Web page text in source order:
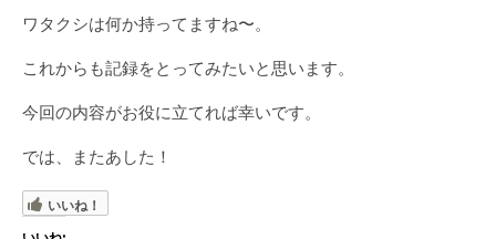
ワタクシは何か持ってますね〜。
これからも記録をとってみたいと思います。
今回の内容がお役に立てれば幸いです。
では、またあした！
いいね！